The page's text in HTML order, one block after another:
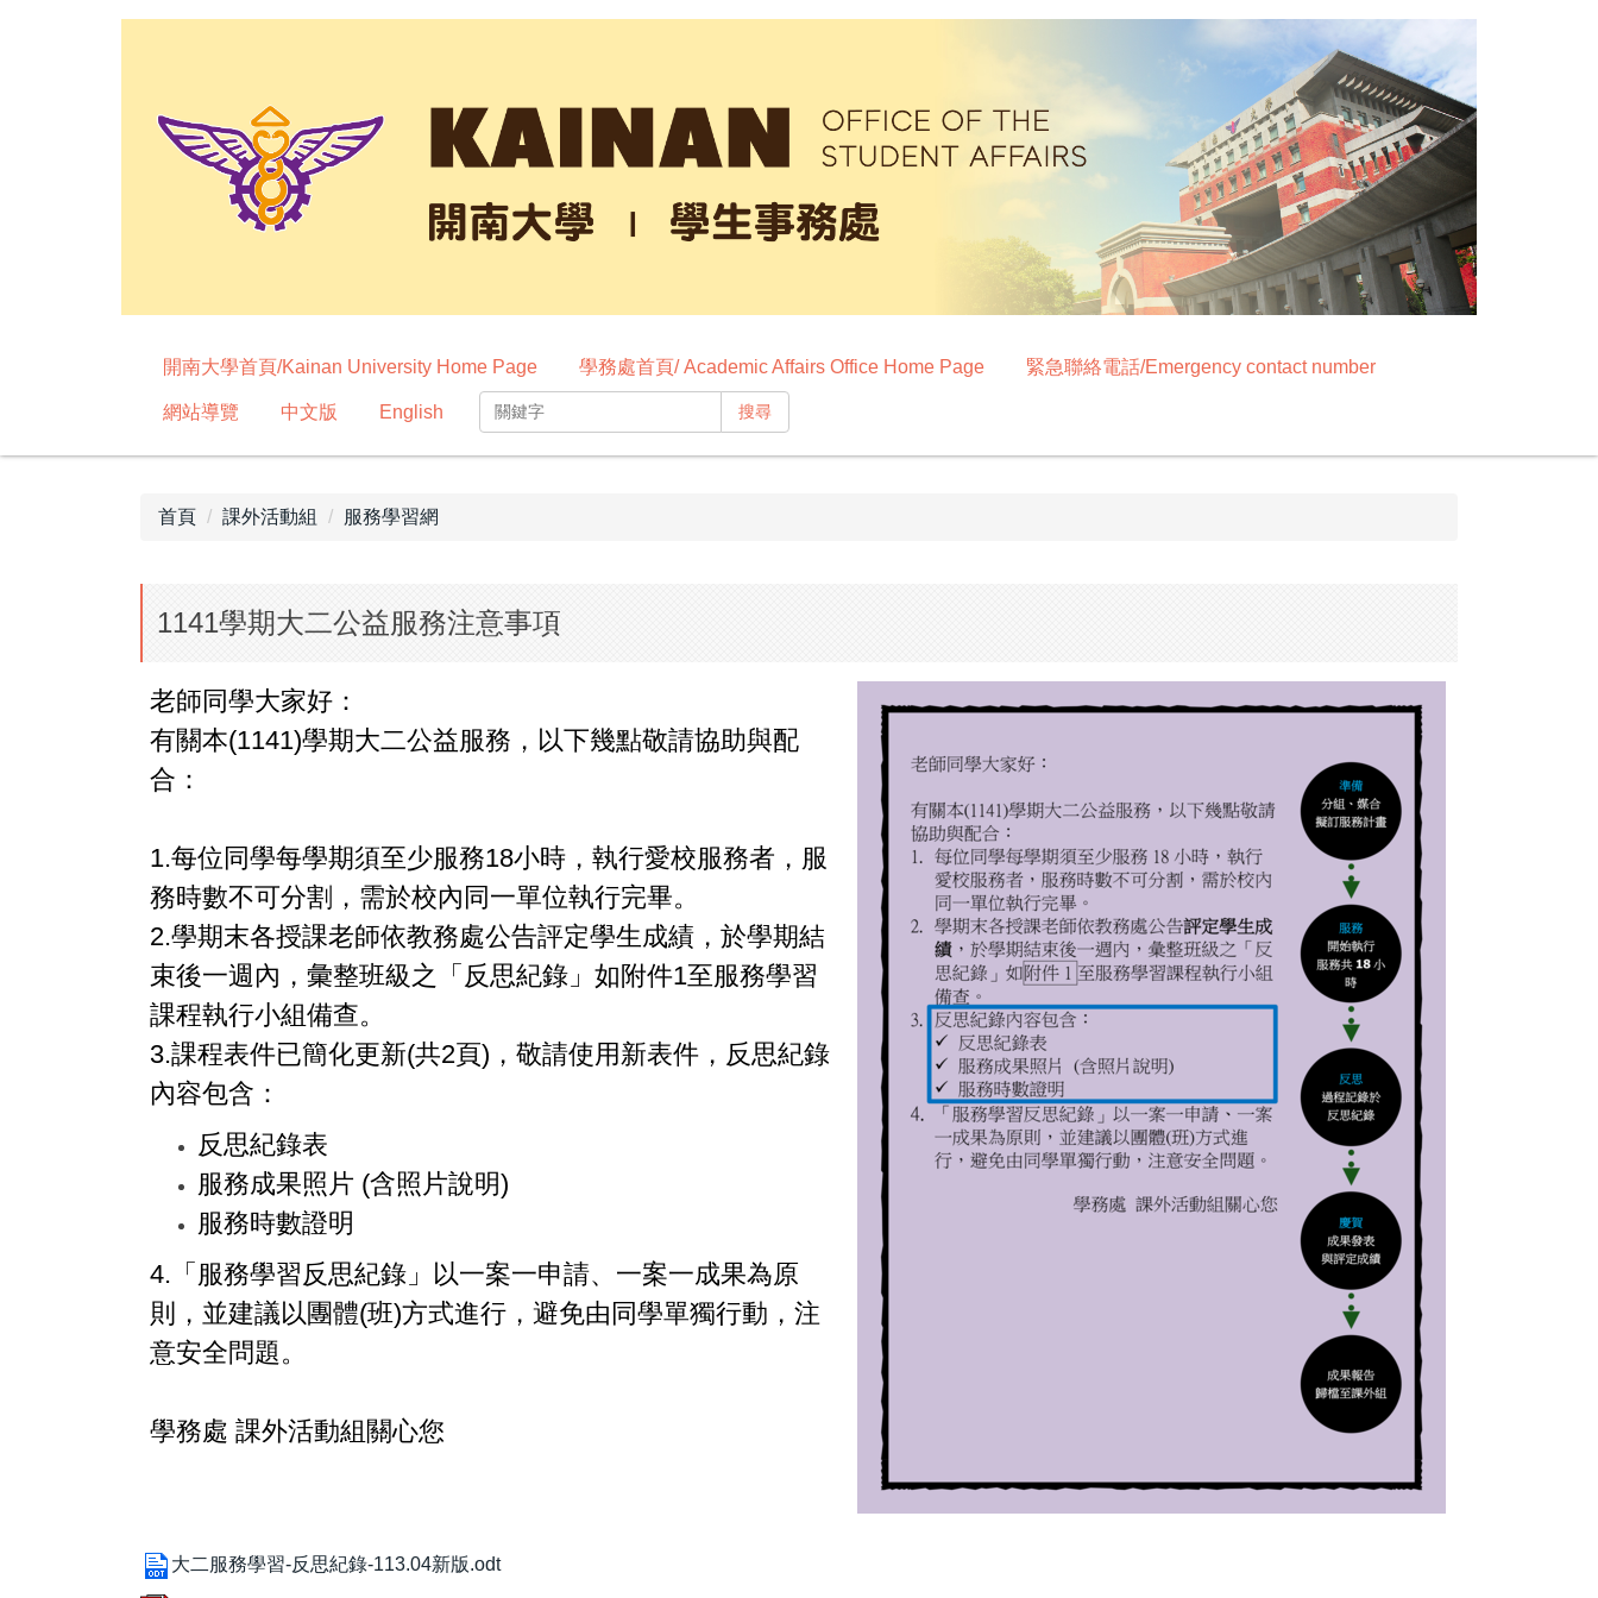
開南大學首頁/Kainan University Home Page 學務處首頁/ Academic Affairs Office Home Page 緊急聯絡電話/Emergency contact number
網站導覽 中文版 English 搜尋
首頁 課外活動組 服務學習網
1141學期大二公益服務注意事項
老師同學大家好：
有關本(1141)學期大二公益服務，以下幾點敬請協助與配
合：
1.每位同學每學期須至少服務18小時，執行愛校服務者，服
務時數不可分割，需於校內同一單位執行完畢。
2.學期末各授課老師依教務處公告評定學生成績，於學期結
束後一週內，彙整班級之「反思紀錄」如附件1至服務學習
課程執行小組備查。
3.課程表件已簡化更新(共2頁)，敬請使用新表件，反思紀錄
內容包含：
反思紀錄表
服務成果照片 (含照片說明)
服務時數證明
4.「服務學習反思紀錄」以一案一申請、一案一成果為原
則，並建議以團體(班)方式進行，避免由同學單獨行動，注
意安全問題。
學務處 課外活動組關心您
大二服務學習-反思紀錄-113.04新版.odt